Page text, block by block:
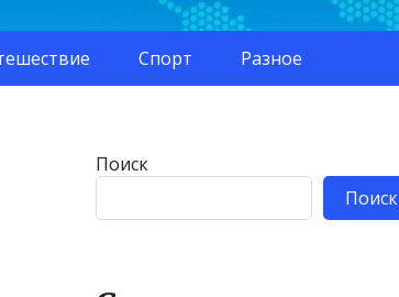
Спорт Разное
Поиск
Поиск